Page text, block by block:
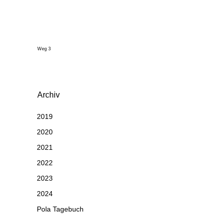
Weg 3
Archiv
2019
2020
2021
2022
2023
2024
Pola Tagebuch